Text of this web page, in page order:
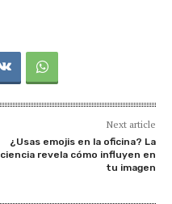
Next article
¿Usas emojis en la oficina? La
ciencia revela cómo influyen en
tu imagen